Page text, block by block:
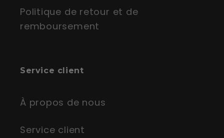
Politique de retour et de
remboursement
Service client
À propos de nous
Service client